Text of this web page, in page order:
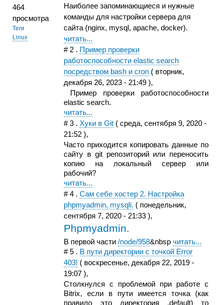
464
просмотра
Теги
Linux
Наиболее запоминающиеся и нужные
команды для настройки сервера для
сайта (nginx, mysql, apache, docker).
читать...
# 2 . Пример проверки
работоспособности elastic search
посредством bash и cron ( вторник,
декабря 26, 2023 - 21:49 ),
Пример проверки работоспособности
elastic search.
читать...
#3 .Хуки в Git ( среда, сентября 9, 2020 -
21:52 ),
Часто приходится копировать данные по
сайту в git репозиторий или переносить
копию на локальный сервер или
рабочий?
читать...
#4 .Сам себе хостер 2. Настройка
phpmyadmin, mysqli. ( понедельник,
сентября 7, 2020 - 21:33 ),
Phpmyadmin.
В первой части/node/958&nbspчитать...
#5 . В пути директории с точкой Error
403! ( воскресенье, декабря 22, 2019 -
19:07 ),
Столкнулся с проблемой при работе с
Bitrix, если в пути имеется точка (как
правило это директория .default) то